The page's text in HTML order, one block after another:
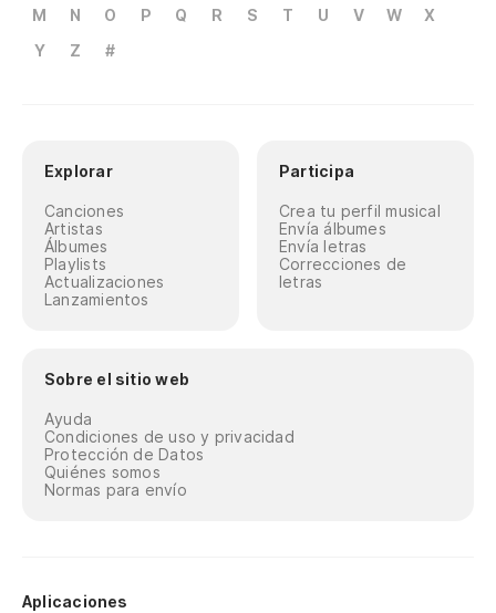
M
N O P Q R S T U V W
X
Y
Z #
Explorar
Canciones
Artistas
Álbumes
Playlists
Actualizaciones
Lanzamientos
Participa
Crea tu perfil musical
Envía álbumes
Envía letras
Correcciones de
letras
Sobre el sitio web
Ayuda
Condiciones de uso y privacidad
Protección de Datos
Quiénes somos
Normas para envío
Aplicaciones